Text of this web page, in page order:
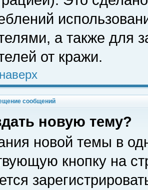
а также для
от кражи.
сообщений
новую тему?
новой темы в
кнопку на